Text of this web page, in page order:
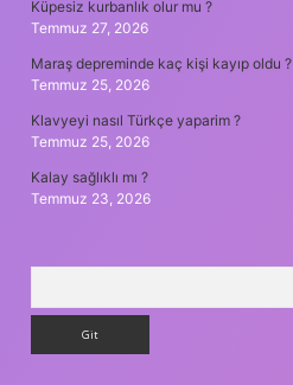
Küpesiz kurbanlık olur mu ?
Temmuz 27, 2026
Maraş depreminde kaç kişi kayıp oldu ?
Temmuz 25, 2026
Klavyeyi nasıl Türkçe yaparim ?
Temmuz 25, 2026
Kalay sağlıklı mı ?
Temmuz 23, 2026